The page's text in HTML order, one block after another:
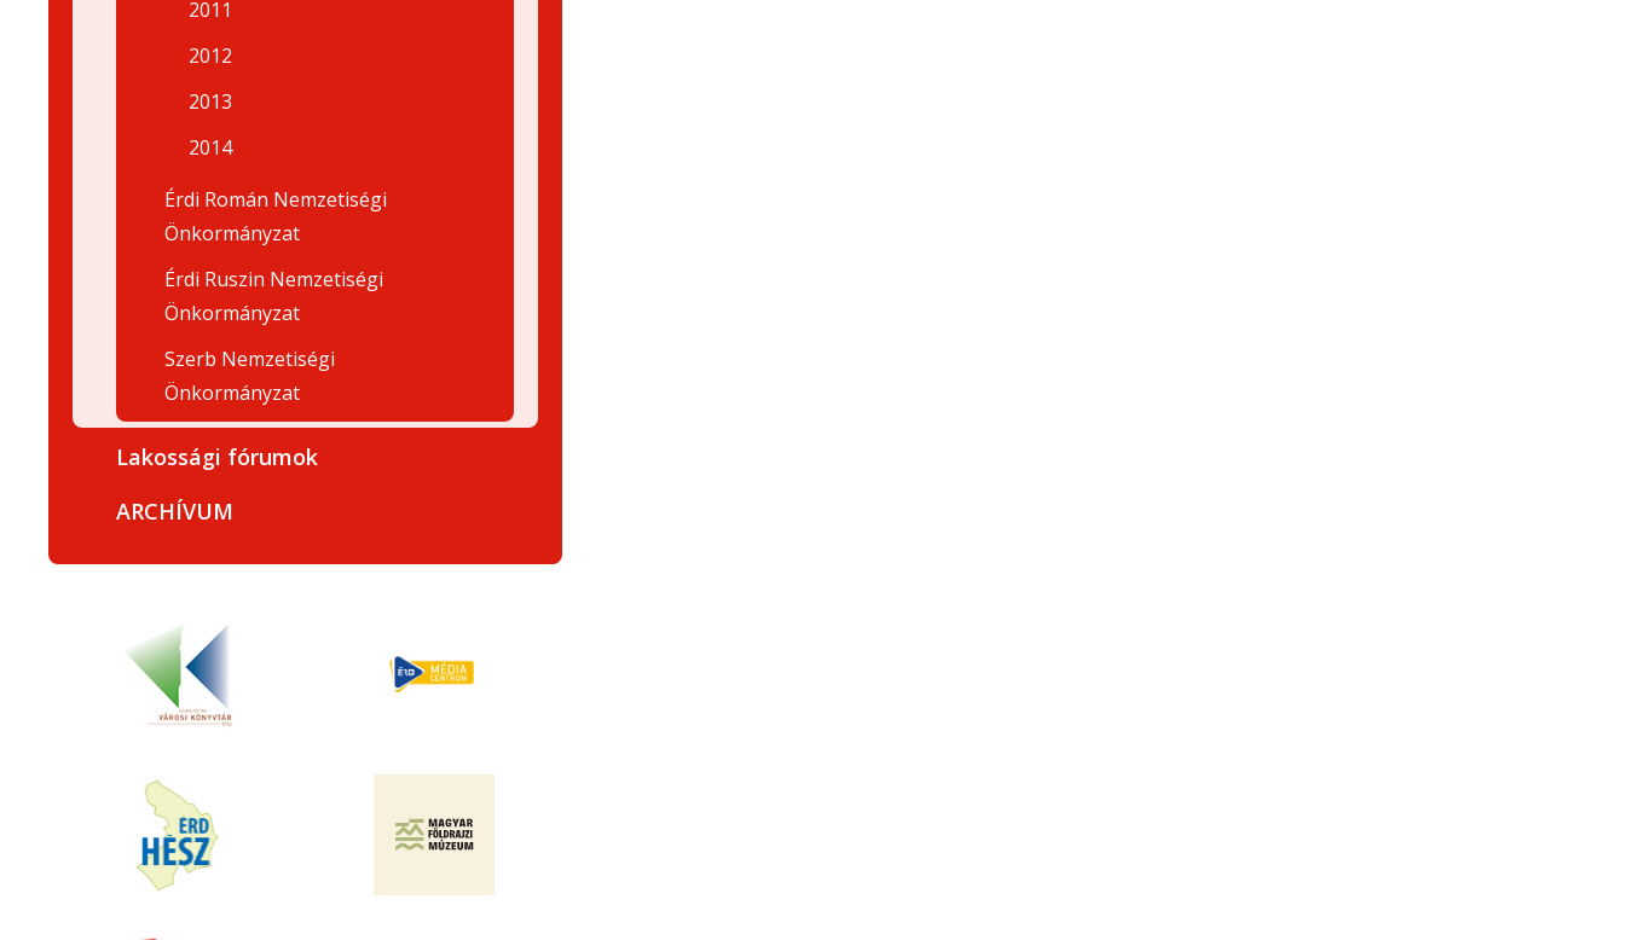
2011
2012
2013
2014
Érdi Román Nemzetiségi
Önkormányzat
Érdi Ruszin Nemzetiségi
Önkormányzat
Szerb Nemzetiségi
Önkormányzat
Lakossági fórumok
ARCHÍVUM